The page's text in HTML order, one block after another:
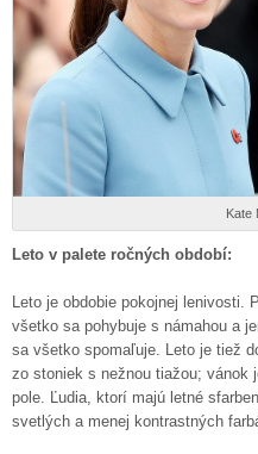
Kate
Leto v palete ročných období:
Leto je obdobie pokojnej lenivosti.
všetko sa pohybuje s námahou a
sa všetko spomaľuje. Leto je tiež
zo stoniek s nežnou tiažou; vánok
pole. Ľudia, ktorí majú letné
svetlých a menej kontrastných